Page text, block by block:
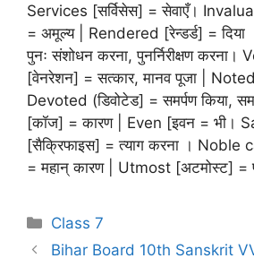
Services [सर्विसेस] = सेवाएँ।
= अमूल्य | Rendered [रेन्डर्ड] = दिया
पुनः संशोधन करना, पुनर्निरीक्षण
[वेनरेशन] = सत्कार, मानव पूजा |
Devoted (डिवोटेड] = समर्पण किया,
[कॉज] = कारण | Even [इवन = भी।
[सैक्रिफाइस] = त्याग करना । Noble
= महान् कारण | Utmost [अटमोस्ट] =
Categories
Class 7
Bihar Board 10th Sanskrit